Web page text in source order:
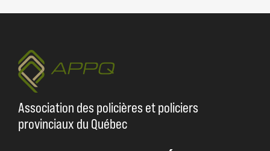
Association des policières et policiers
provinciaux du Québec